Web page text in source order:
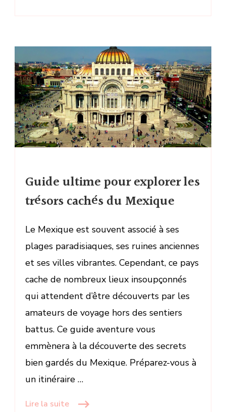
Guide ultime pour explorer les
trésors cachés du Mexique
Le Mexique est souvent associé à ses
plages paradisiaques, ses ruines anciennes
et ses villes vibrantes. Cependant, ce pays
cache de nombreux lieux insoupçonnés
qui attendent d’être découverts par les
amateurs de voyage hors des sentiers
battus. Ce guide aventure vous
emmènera à la découverte des secrets
bien gardés du Mexique. Préparez-vous à
un itinéraire …
Lire la suite